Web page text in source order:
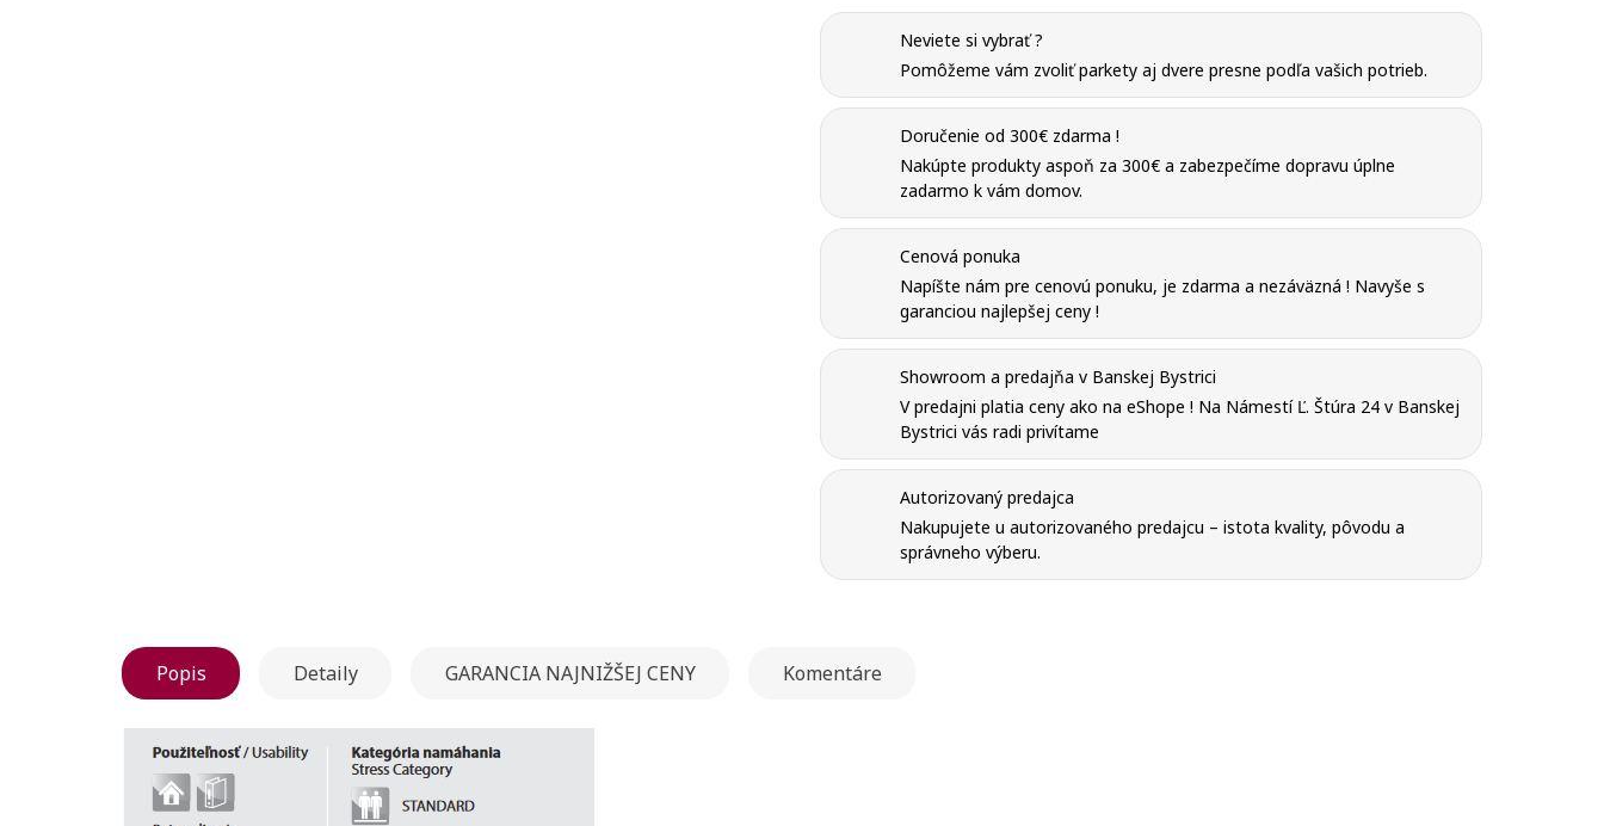
Neviete si vybrať ?
Pomôžeme vám zvoliť parkety aj dvere presne podľa vašich potrieb.
Doručenie od 300€ zdarma !
Nakúpte produkty aspoň za 300€ a zabezpečíme dopravu úplne
zadarmo k vám domov.
Cenová ponuka
Napíšte nám pre cenovú ponuku, je zdarma a nezáväzná ! Navyše s
garanciou najlepšej ceny !
Showroom a predajňa v Banskej Bystrici
V predajni platia ceny ako na eShope ! Na Námestí Ľ. Štúra 24 v Banskej
Bystrici vás radi privítame
Autorizovaný predajca
Nakupujete u autorizovaného predajcu – istota kvality, pôvodu a
správneho výberu.
Popis Detaily GARANCIA NAJNIŽŠEJ CENY Komentáre
add_circle_outlineVytvoriť nový zoznam
Vytvoriť zoznam želaní
Na vytvorenie zoznamu želaných produktov je potrebné prihlásiť sa.
Registrovať sa Ukončiť